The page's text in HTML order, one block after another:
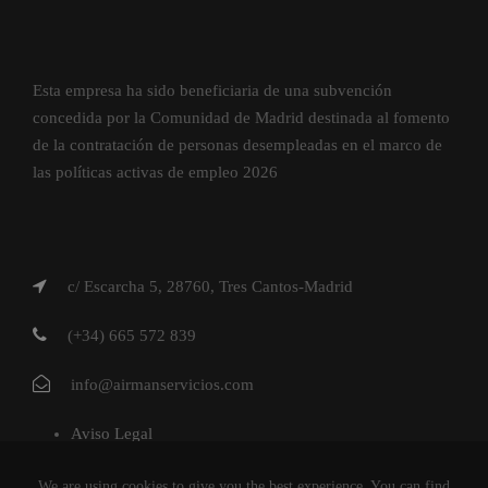
Esta empresa ha sido beneficiaria de una subvención
concedida por la Comunidad de Madrid destinada al fomento
de la contratación de personas desempleadas en el marco de
las políticas activas de empleo 2026
c/ Escarcha 5, 28760, Tres Cantos-Madrid
(+34) 665 572 839
info@airmanservicios.com
Aviso Legal